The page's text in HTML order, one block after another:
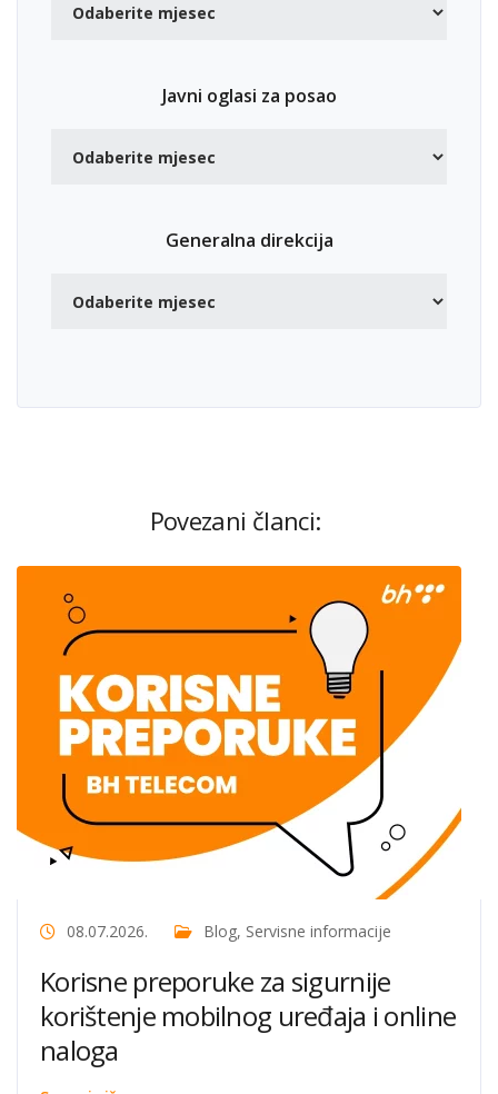
Javni oglasi za posao
Generalna direkcija
Povezani članci:
08.07.2026. Blog, Servisne informacije
Korisne preporuke za sigurnije
korištenje mobilnog uređaja i online
naloga